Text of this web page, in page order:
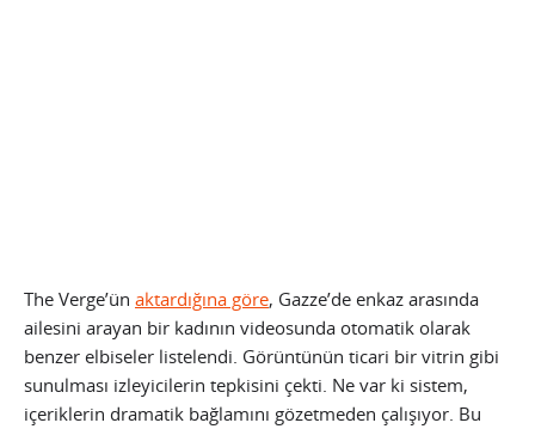
The Verge’ün aktardığına göre, Gazze’de enkaz arasında
ailesini arayan bir kadının videosunda otomatik olarak
benzer elbiseler listelendi. Görüntünün ticari bir vitrin gibi
sunulması izleyicilerin tepkisini çekti. Ne var ki sistem,
içeriklerin dramatik bağlamını gözetmeden çalışıyor. Bu